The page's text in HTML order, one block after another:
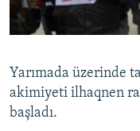
Yarımada üzerinde
akimiyeti ilhaqnen
başladı.